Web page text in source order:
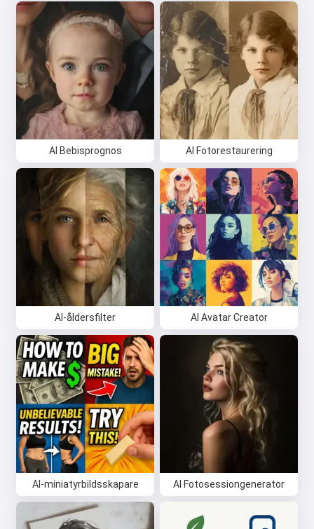
AI Bebisprognos AI Fotorestaurering
AI-åldersfilter AI Avatar Creator
AI-miniatyrbildsskapare AI Fotosessiongenerator